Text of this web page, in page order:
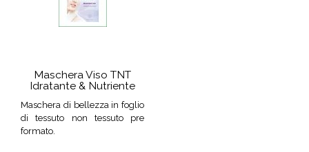
Maschera Viso TNT
Idratante & Nutriente
Maschera di bellezza in foglio
di tessuto non tessuto pre
formato.